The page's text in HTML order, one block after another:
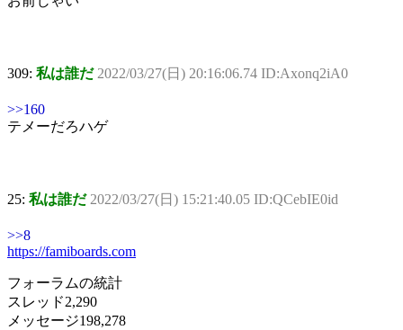
309: 私は誰だ 2022/03/27(日) 20:16:06.74 ID:Axonq2iA0
>>160
テメーだろハゲ
25: 私は誰だ 2022/03/27(日) 15:21:40.05 ID:QCebIE0id
>>8
https://famiboards.com
フォーラムの統計
スレッド2,290
メッセージ198,278